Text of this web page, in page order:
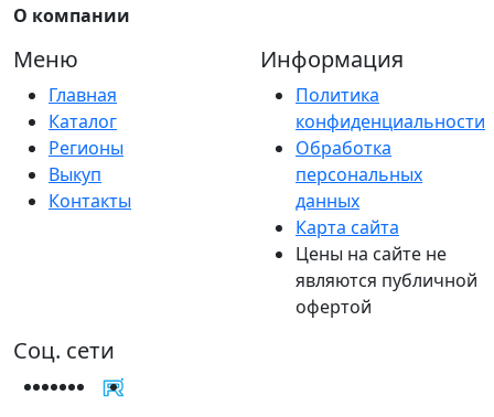
О компании
Меню
Главная
Каталог
Регионы
Выкуп
Контакты
Информация
Политика
конфиденциальности
Обработка
персональных
данных
Карта сайта
Цены на сайте не
являются публичной
офертой
Соц. сети